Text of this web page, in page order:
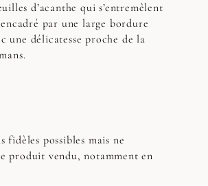
d’acanthe qui s’entremêlent
par une large bordure
une délicatesse proche de la
fidèles possibles mais ne
produit vendu, notamment en